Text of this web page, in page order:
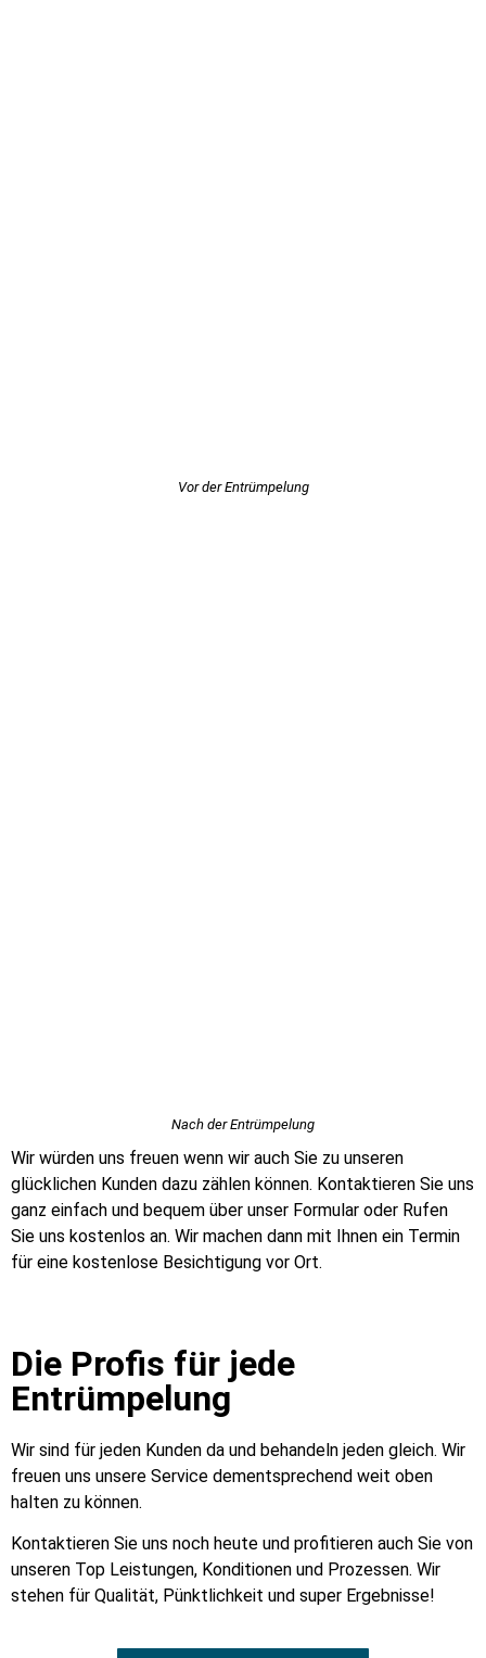
Vor der Entrümpelung
Nach der Entrümpelung
Wir würden uns freuen wenn wir auch Sie zu unseren
glücklichen Kunden dazu zählen können. Kontaktieren Sie uns
ganz einfach und bequem über unser Formular oder Rufen
Sie uns kostenlos an. Wir machen dann mit Ihnen ein Termin
für eine kostenlose Besichtigung vor Ort.
Die Profis für jede
Entrümpelung
Wir sind für jeden Kunden da und behandeln jeden gleich. Wir
freuen uns unsere Service dementsprechend weit oben
halten zu können.
Kontaktieren Sie uns noch heute und profitieren auch Sie von
unseren Top Leistungen, Konditionen und Prozessen. Wir
stehen für Qualität, Pünktlichkeit und super Ergebnisse!